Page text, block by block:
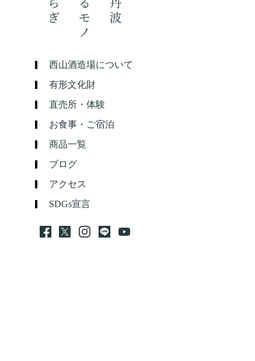
西山酒造場について
有形文化財
直売所・体験
お食事・ご宿泊
商品一覧
ブログ
アクセス
SDGs宣言